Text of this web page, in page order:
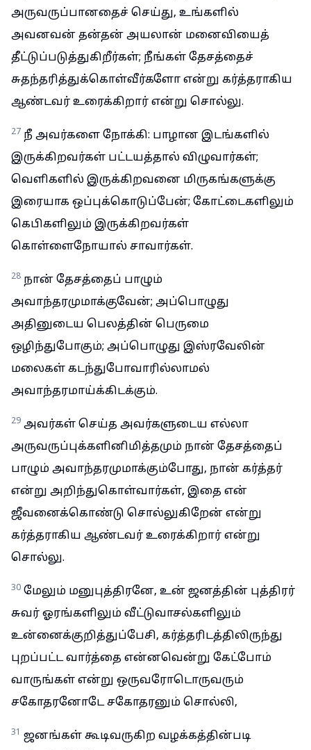
அருவருப்பானதைச் செய்து, உங்களில்
அவனவன் தன்தன் அயலான் மனைவியைத்
தீட்டுப்படுத்துகிறீர்கள்; நீங்கள் தேசத்தைச்
சுதந்தரித்துக்கொள்வீர்களோ என்று கர்த்தராகிய
ஆண்டவர் உரைக்கிறார் என்று சொல்லு.
27 நீ அவர்களை நோக்கி: பாழான இடங்களில்
இருக்கிறவர்கள் பட்டயத்தால் விழுவார்கள்;
வெளிகளில் இருக்கிறவனை மிருகங்களுக்கு
இரையாக ஒப்புக்கொடுப்பேன்; கோட்டைகளிலும்
கெபிகளிலும் இருக்கிறவர்கள்
கொள்ளைநோயால் சாவார்கள்.
28 நான் தேசத்தைப் பாழும்
அவாந்தரமுமாக்குவேன்; அப்பொழுது
அதினுடைய பெலத்தின் பெருமை
ஒழிந்துபோகும்; அப்பொழுது இஸ்ரவேலின்
மலைகள் கடந்துபோவாரில்லாமல்
அவாந்தரமாய்க்கிடக்கும்.
29 அவர்கள் செய்த அவர்களுடைய எல்லா
அருவருப்புக்களினிமித்தமும் நான் தேசத்தைப்
பாழும் அவாந்தரமுமாக்கும்போது, நான் கர்த்தர்
என்று அறிந்துகொள்வார்கள், இதை என்
ஜீவனைக்கொண்டு சொல்லுகிறேன் என்று
கர்த்தராகிய ஆண்டவர் உரைக்கிறார் என்று
சொல்லு.
30 மேலும் மனுபுத்திரனே, உன் ஜனத்தின் புத்திரர்
சுவர் ஓரங்களிலும் வீட்டுவாசல்களிலும்
உன்னைக்குறித்துப்பேசி, கர்த்தரிடத்திலிருந்து
புறப்பட்ட வார்த்தை என்னவென்று கேட்போம்
வாருங்கள் என்று ஒருவரோடொருவரும்
சகோதரனோடே சகோதரனும் சொல்லி,
31 ஜனங்கள் கூடிவருகிற வழக்கத்தின்படி